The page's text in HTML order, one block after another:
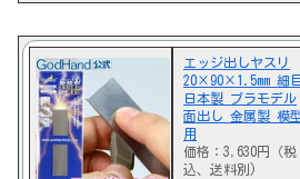
エッジ出しヤスリ
20×90×1.5mm 細目
日本製 プラモデル
面出し 金属製 模
用
価格：3,630円（税
込、送料別)